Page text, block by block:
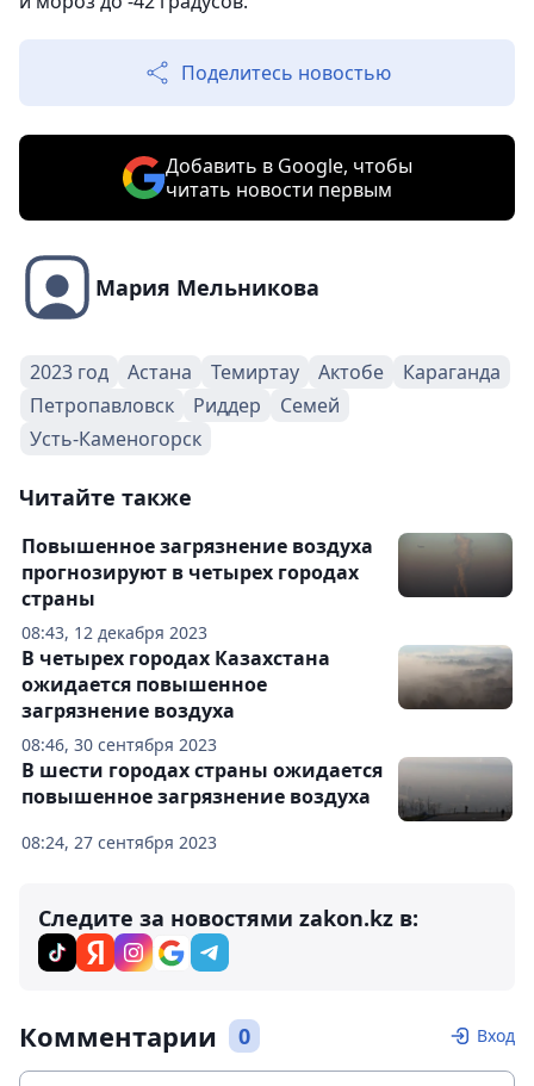
Поделитесь новостью
Добавить в Google, чтобы
читать новости первым
Мария Мельникова
2023 год Астана Темиртау Актобе
Караганда
Петропавловск
Риддер
Семей
Усть-Каменогорск
Читайте также
08:43, 12 декабря 2023
Повышенное загрязнение воздуха
прогнозируют в четырех городах
страны
08:46, 30 сентября 2023
В четырех городах Казахстана
ожидается повышенное
загрязнение воздуха
08:24, 27 сентября 2023
В шести городах страны ожидается
повышенное загрязнение воздуха
Следите за новостями zakon.kz в:
Комментарии 0 Вход